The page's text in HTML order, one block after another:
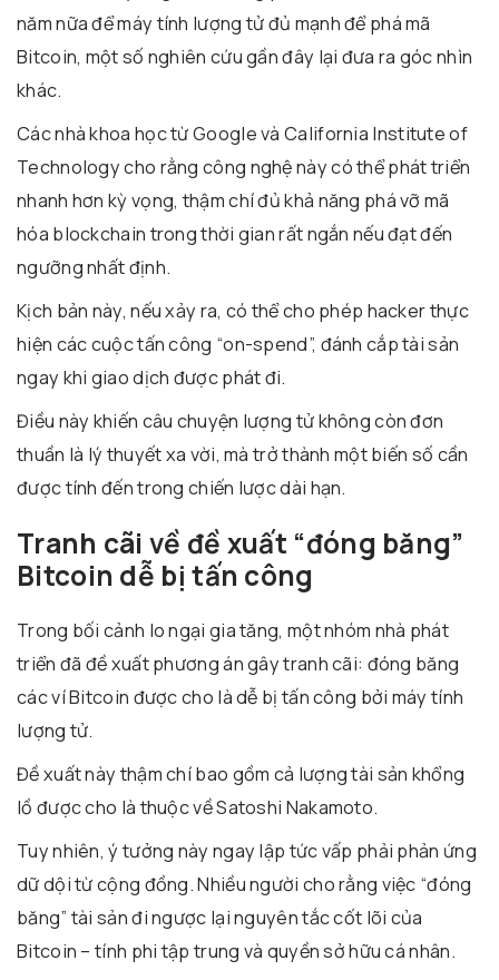
năm nữa để máy tính lượng tử đủ mạnh để phá mã
Bitcoin, một số nghiên cứu gần đây lại đưa ra góc nhìn
khác.
Các nhà khoa học từGooglevàCalifornia Institute of
Technologycho rằng công nghệ này có thể phát triển
nhanh hơn kỳ vọng, thậm chí đủ khả năng phá vỡ mã
hóa blockchain trong thời gian rất ngắn nếu đạt đến
ngưỡng nhất định.
Kịch bản này, nếu xảy ra, có thể cho phép hacker thực
hiện các cuộc tấn công “on-spend”, đánh cắp tài sản
ngay khi giao dịch được phát đi.
Điều này khiến câu chuyện lượng tử không còn đơn
thuần là lý thuyết xa vời, mà trở thành một biến số cần
được tính đến trong chiến lược dài hạn.
Tranh cãi về đề xuất “đóng băng”
Bitcoin dễ bị tấn công
Trong bối cảnh lo ngại gia tăng, một nhóm nhà phát
triển đã đề xuất phương án gây tranh cãi: đóng băng
các ví Bitcoin được cho là dễ bị tấn công bởi máy tính
lượng tử.
Đề xuất này thậm chí bao gồm cả lượng tài sản khổng
lồ được cho là thuộc vềSatoshi Nakamoto.
Tuy nhiên, ý tưởng này ngay lập tức vấp phải phản ứng
dữ dội từ cộng đồng. Nhiều người cho rằng việc “đóng
băng” tài sản đi ngược lại nguyên tắc cốt lõi của
Bitcoin – tính phi tập trung và quyền sở hữu cá nhân.